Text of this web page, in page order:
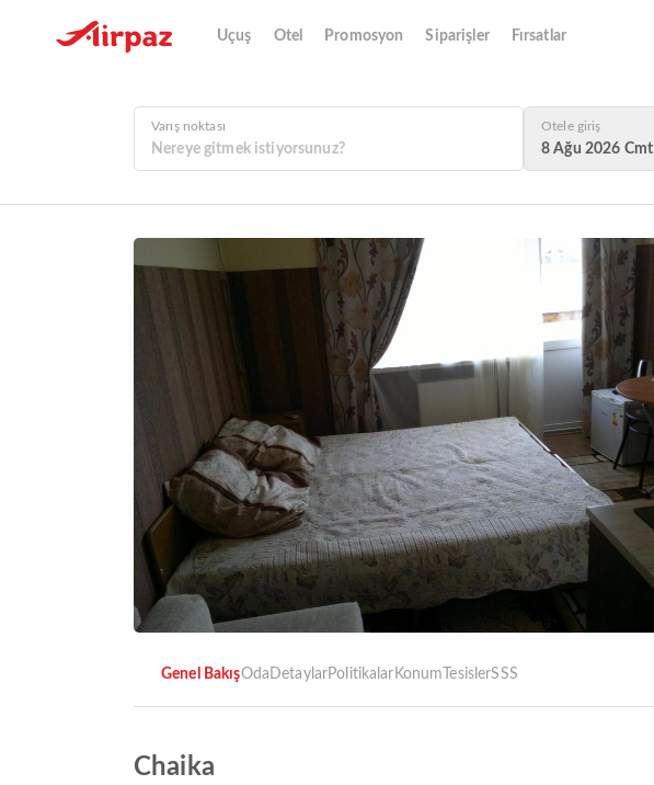
Uçuş Otel Promosyon Siparişler Fırsatlar
Varış noktası Otele giriş
8 Ağu 2026 Cmt
Genel BakışOda DetaylarPolitikalar Konum TesislerSSS
Chaika